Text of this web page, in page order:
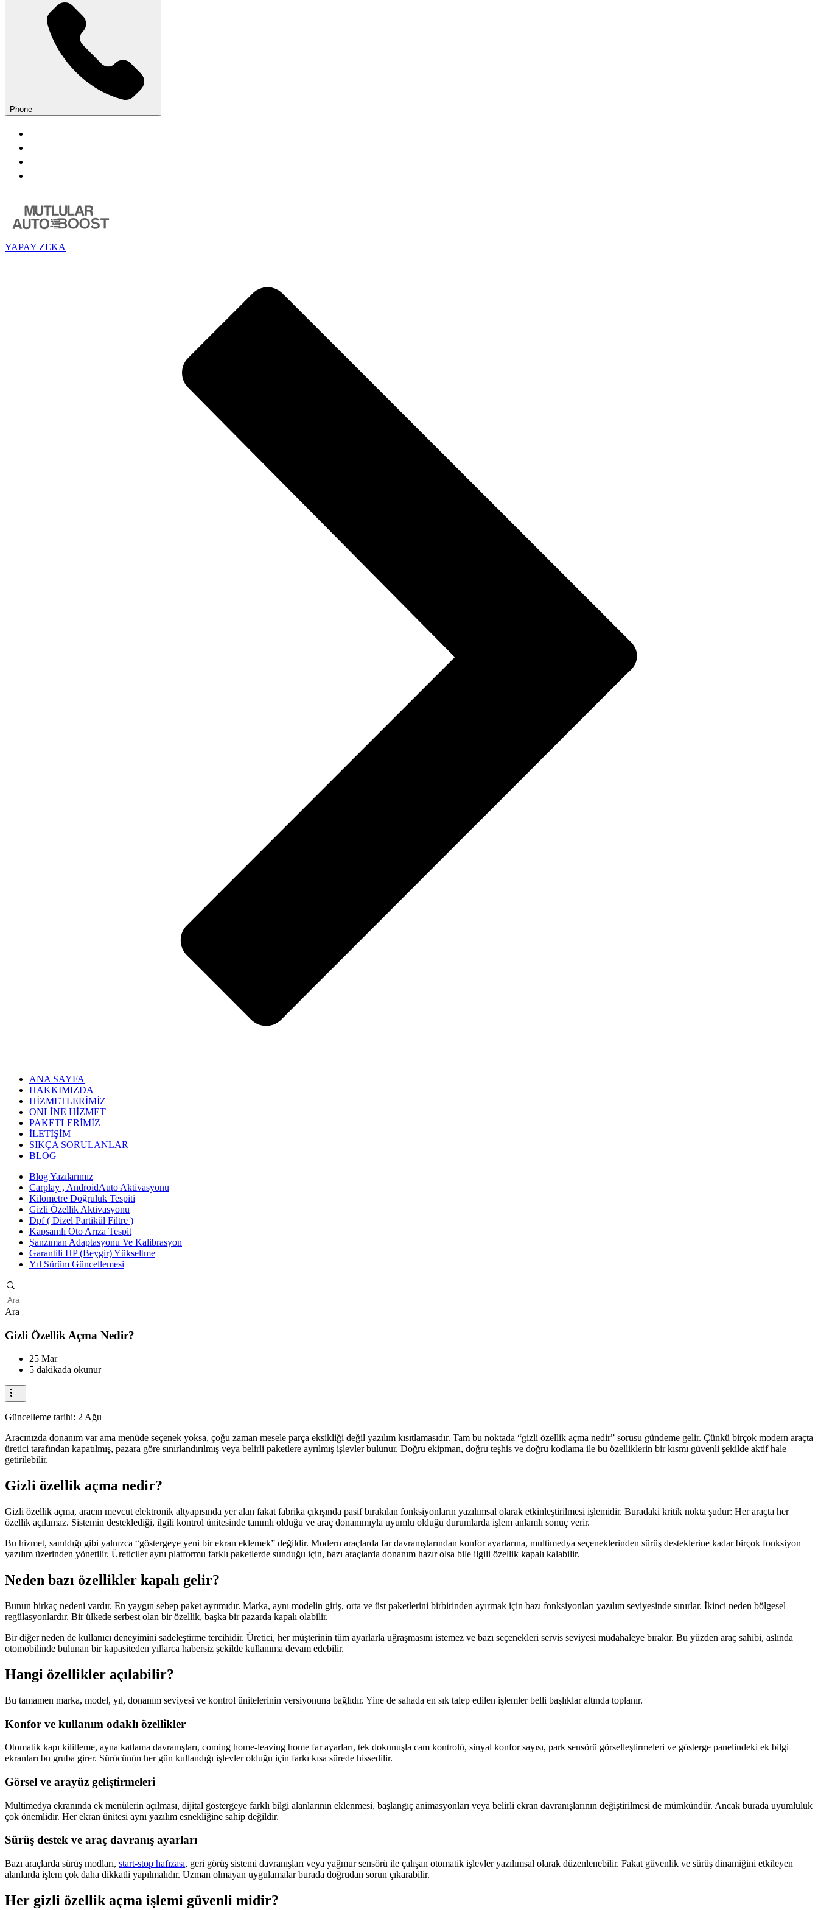
Phone
YAPAY ZEKA
ANA SAYFA
HAKKIMIZDA
HİZMETLERİMİZ
ONLİNE HİZMET
PAKETLERİMİZ
İLETİŞİM
SIKÇA SORULANLAR
BLOG
Blog Yazılarımız
Carplay , AndroidAuto Aktivasyonu
Kilometre Doğruluk Tespiti
Gizli Özellik Aktivasyonu
Dpf ( Dizel Partikül Filtre )
Kapsamlı Oto Arıza Tespit
Şanzıman Adaptasyonu Ve Kalibrasyon
Garantili HP (Beygir) Yükseltme
Yıl Sürüm Güncellemesi
Ara
Gizli Özellik Açma Nedir?
25 Mar
5 dakikada okunur
Güncelleme tarihi: 2 Ağu
Aracınızda donanım var ama menüde seçenek yoksa, çoğu zaman mesele parça eksikliği değil yazılım kısıtlamasıdır. Tam bu noktada “gizli özellik açma nedir” sorusu gündeme gelir. Çünkü birçok modern araçta
üretici tarafından kapatılmış, pazara göre sınırlandırılmış veya belirli paketlere ayrılmış işlevler bulunur. Doğru ekipman, doğru teşhis ve doğru kodlama ile bu özelliklerin bir kısmı güvenli şekilde aktif hale
getirilebilir.
Gizli özellik açma nedir?
Gizli özellik açma, aracın mevcut elektronik altyapısında yer alan fakat fabrika çıkışında pasif bırakılan fonksiyonların yazılımsal olarak etkinleştirilmesi işlemidir. Buradaki kritik nokta şudur: Her araçta her
özellik açılamaz. Sistemin desteklediği, ilgili kontrol ünitesinde tanımlı olduğu ve araç donanımıyla uyumlu olduğu durumlarda işlem anlamlı sonuç verir.
Bu hizmet, sanıldığı gibi yalnızca “göstergeye yeni bir ekran eklemek” değildir. Modern araçlarda far davranışlarından konfor ayarlarına, multimedya seçeneklerinden sürüş desteklerine kadar birçok fonksiyon
yazılım üzerinden yönetilir. Üreticiler aynı platformu farklı paketlerde sunduğu için, bazı araçlarda donanım hazır olsa bile ilgili özellik kapalı kalabilir.
Neden bazı özellikler kapalı gelir?
Bunun birkaç nedeni vardır. En yaygın sebep paket ayrımıdır. Marka, aynı modelin giriş, orta ve üst paketlerini birbirinden ayırmak için bazı fonksiyonları yazılım seviyesinde sınırlar. İkinci neden bölgesel
regülasyonlardır. Bir ülkede serbest olan bir özellik, başka bir pazarda kapalı olabilir.
Bir diğer neden de kullanıcı deneyimini sadeleştirme tercihidir. Üretici, her müşterinin tüm ayarlarla uğraşmasını istemez ve bazı seçenekleri servis seviyesi müdahaleye bırakır. Bu yüzden araç sahibi, aslında
otomobilinde bulunan bir kapasiteden yıllarca habersiz şekilde kullanıma devam edebilir.
Hangi özellikler açılabilir?
Bu tamamen marka, model, yıl, donanım seviyesi ve kontrol ünitelerinin versiyonuna bağlıdır. Yine de sahada en sık talep edilen işlemler belli başlıklar altında toplanır.
Konfor ve kullanım odaklı özellikler
Otomatik kapı kilitleme, ayna katlama davranışları, coming home-leaving home far ayarları, tek dokunuşla cam kontrolü, sinyal konfor sayısı, park sensörü görselleştirmeleri ve gösterge panelindeki ek bilgi
ekranları bu gruba girer. Sürücünün her gün kullandığı işlevler olduğu için farkı kısa sürede hissedilir.
Görsel ve arayüz geliştirmeleri
Multimedya ekranında ek menülerin açılması, dijital göstergeye farklı bilgi alanlarının eklenmesi, başlangıç animasyonları veya belirli ekran davranışlarının değiştirilmesi de mümkündür. Ancak burada uyumluluk
çok önemlidir. Her ekran ünitesi aynı yazılım esnekliğine sahip değildir.
Sürüş destek ve araç davranış ayarları
Bazı araçlarda sürüş modları, start-stop hafızası, geri görüş sistemi davranışları veya yağmur sensörü ile çalışan otomatik işlevler yazılımsal olarak düzenlenebilir. Fakat güvenlik ve sürüş dinamiğini etkileyen
alanlarda işlem çok daha dikkatli yapılmalıdır. Uzman olmayan uygulamalar burada doğrudan sorun çıkarabilir.
Her gizli özellik açma işlemi güvenli midir?